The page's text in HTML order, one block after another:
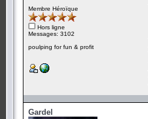
Membre Héroïque
Hors ligne
Messages: 3102
poulping for fun & profit
Gardel